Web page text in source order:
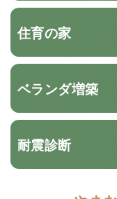
住育の家
ベランダ増築
耐震診断